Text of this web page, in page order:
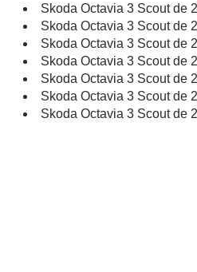
Skoda Octavia 3 Scout de
Skoda Octavia 3 Scout de
Skoda Octavia 3 Scout de
Skoda Octavia 3 Scout de
Skoda Octavia 3 Scout de
Skoda Octavia 3 Scout de
Skoda Octavia 3 Scout de